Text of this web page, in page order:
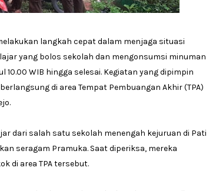
langkah cepat dalam menjaga situasi
yang bolos sekolah dan mengonsumsi minuman
WIB hingga selesai. Kegiatan yang dipimpin
di area Tempat Pembuangan Akhir (TPA)
dari salah satu sekolah menengah kejuruan di Pati
seragam Pramuka. Saat diperiksa, mereka
di area TPA tersebut.